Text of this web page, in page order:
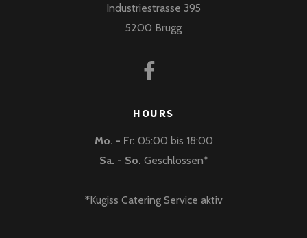
Industriestrasse 395
5200 Brugg
HOURS
Mo. - Fr: 05:00 bis 18:00
Sa. - So. Geschlossen*
*Kugiss Catering Service aktiv